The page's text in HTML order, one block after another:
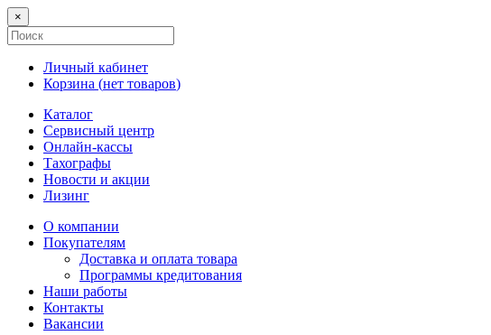
×
Личный кабинет
Корзина (нет товаров)
Каталог
Сервисный центр
Онлайн-кассы
Тахографы
Новости и акции
Лизинг
О компании
Покупателям
Доставка и оплата товара
Программы кредитования
Наши работы
Контакты
Вакансии